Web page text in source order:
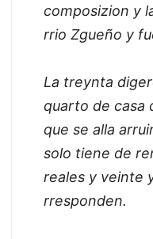
composizion y
rrio Zgueño y
La treynta
quarto de casa
que se alla
solo tiene de
reales y veinte
rresponden.